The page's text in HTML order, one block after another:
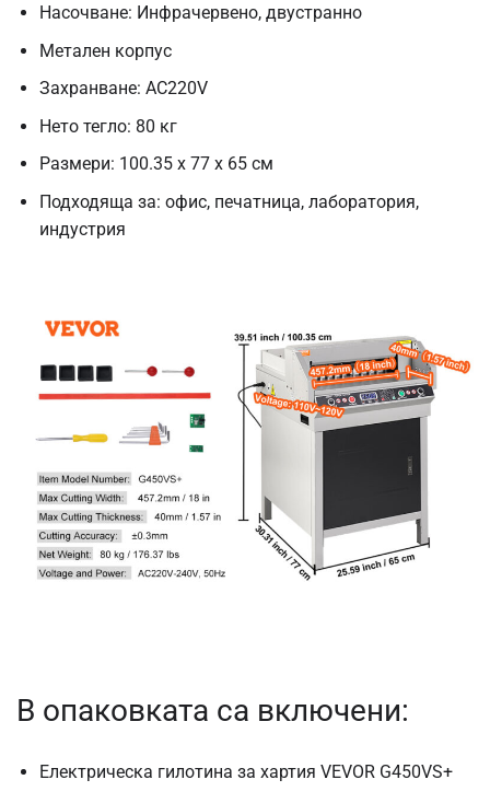
Насочване: Инфрачервено, двустранно
Метален корпус
Захранване: AC220V
Нето тегло: 80 кг
Размери: 100.35 x 77 x 65 см
Подходяща за: офис, печатница, лаборатория,
индустрия
В опаковката са включени:
Електрическа гилотина за хартия VEVOR G450VS+